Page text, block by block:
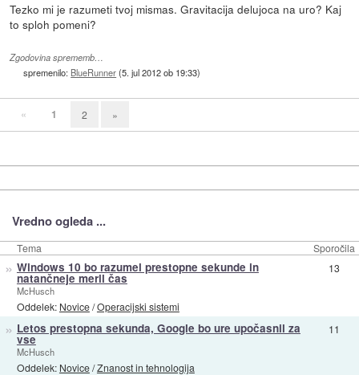
Tezko mi je razumeti tvoj mismas. Gravitacija delujoca na uro? Kaj
to sploh pomeni?
Zgodovina sprememb…
spremenilo: BlueRunner(5. jul 2012 ob 19:33)
« 1 2 »
Vredno ogleda ...
Tema Sporočila
» Windows 10 bo razumel prestopne sekunde in
natančneje meril čas
McHusch
Oddelek: Novice/Operacijski sistemi
13
» Letos prestopna sekunda, Google bo ure upočasnil za
vse
McHusch
Oddelek: Novice/Znanost in tehnologija
11